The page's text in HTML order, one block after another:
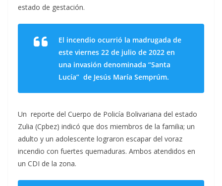
estado de gestación.
El incendio ocurrió la madrugada de
este viernes 22 de julio de 2022 en
una invasión denominada “Santa
Lucía” de Jesús María Semprúm.
Un reporte del Cuerpo de Policía Bolivariana del estado
Zulia (Cpbez) indicó que dos miembros de la familia; un
adulto y un adolescente lograron escapar del voraz
incendio con fuertes quemaduras. Ambos atendidos en
un CDI de la zona.